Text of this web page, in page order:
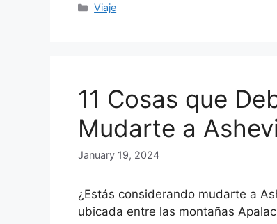
Categories
Viaje
11 Cosas que
Mudarte a
January 19, 2024
¿Estás considerando mudarte a
ubicada entre las montañas